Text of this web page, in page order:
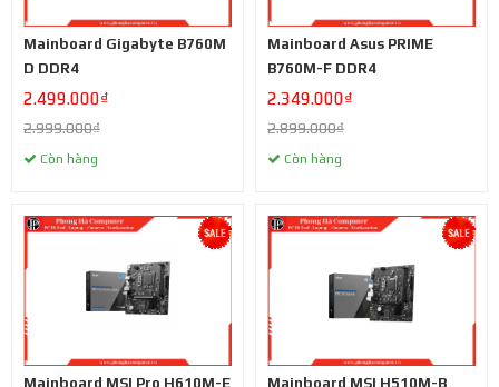
Mainboard Gigabyte B760M
D DDR4
2.499.000₫
2.999.000₫
Còn hàng
Mainboard Asus PRIME
B760M-F DDR4
2.349.000₫
2.899.000₫
Còn hàng
Mainboard MSI Pro H610M-E
Mainboard MSI H510M-B